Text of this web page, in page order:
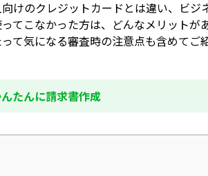
けのクレジットカードとは違い、ビ
てこなかった方は、どんなメリット
て気になる審査時の注意点も含めてご
たんに請求書作成